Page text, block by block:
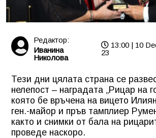
Редактор:
Иванина
Николова
13:00 | 10
23
Тези дни цялата страна се
нелепост – наградата „Рицар на
която бе връчена на вицето
ген.-майор и пръв тамплиер
както и снимки от бала на
проведе наскоро.